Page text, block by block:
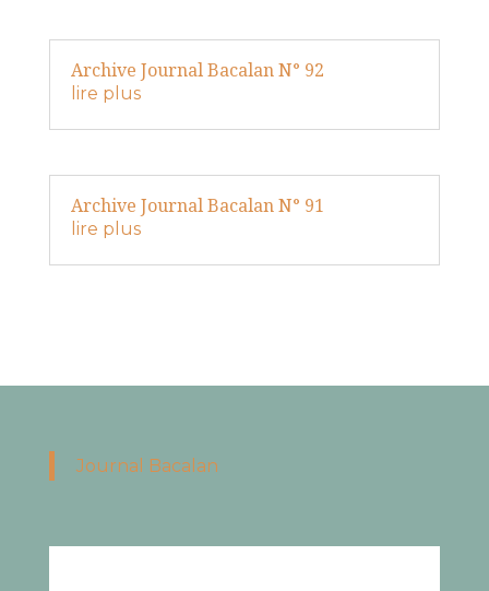
Archive Journal Bacalan N° 92
lire plus
Archive Journal Bacalan N° 91
lire plus
Journal Bacalan